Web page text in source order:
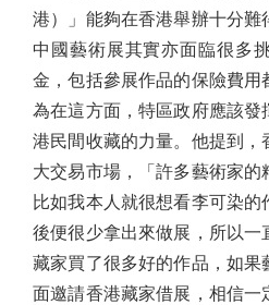
港）」能夠在香港舉辦十分難
中國藝術展其實亦面臨很多
金，包括參展作品的保險費
為在這方面，特區政府應該發
港民間收藏的力量。他提到，
大交易市場，「許多藝術家的
比如我本人就很想看李可染的
後便很少拿出來做展，所以一
藏家買了很多好的作品，如果
面邀請香港藏家借展，相信一